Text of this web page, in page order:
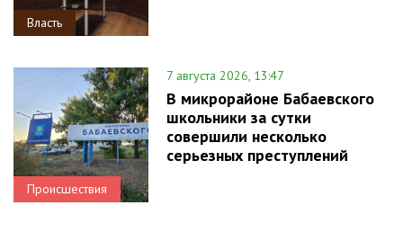
Власть
Происшествия
7 августа 2026, 13:47
В микрорайоне Бабаевского
школьники за сутки
совершили несколько
серьезных преступлений